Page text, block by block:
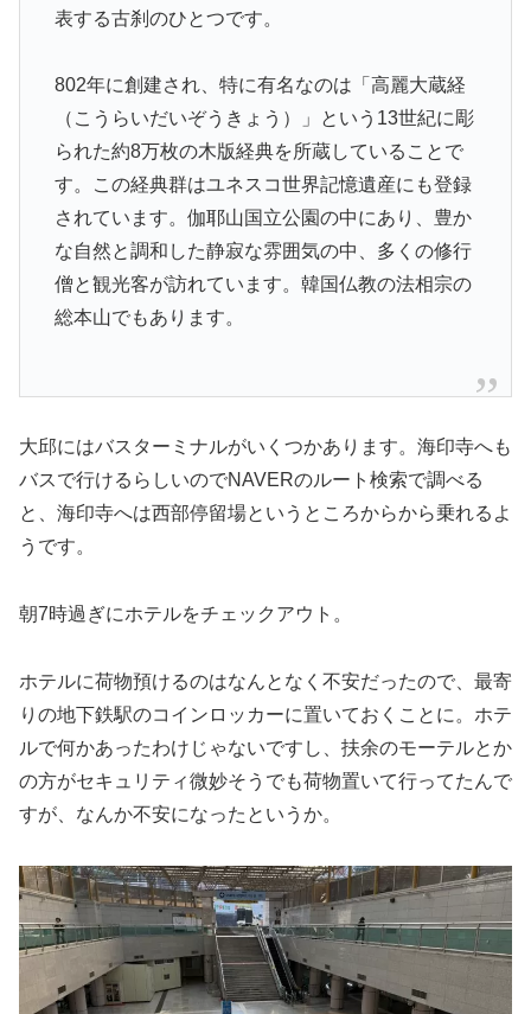
表する古刹のひとつです。
802年に創建され、特に有名なのは「高麗大蔵経
（こうらいだいぞうきょう）」という13世紀に彫
られた約8万枚の木版経典を所蔵していることで
す。この経典群はユネスコ世界記憶遺産にも登録
されています。伽耶山国立公園の中にあり、豊か
な自然と調和した静寂な雰囲気の中、多くの修行
僧と観光客が訪れています。韓国仏教の法相宗の
総本山でもあります。
大邱にはバスターミナルがいくつかあります。海印寺へも
バスで行けるらしいのでNAVERのルート検索で調べる
と、海印寺へは西部停留場というところからから乗れるよ
うです。
朝7時過ぎにホテルをチェックアウト。
ホテルに荷物預けるのはなんとなく不安だったので、最寄
りの地下鉄駅のコインロッカーに置いておくことに。ホテ
ルで何かあったわけじゃないですし、扶余のモーテルとか
の方がセキュリティ微妙そうでも荷物置いて行ってたんで
すが、なんか不安になったというか。